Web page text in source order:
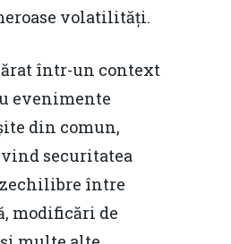
volatilități.
într-un context
evenimente
din comun,
securitatea
între
modificări de